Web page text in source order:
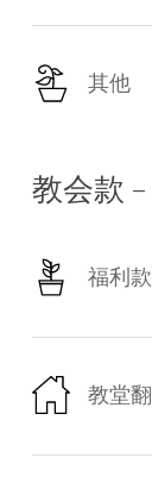
其他
教会款 –
福利款
教堂